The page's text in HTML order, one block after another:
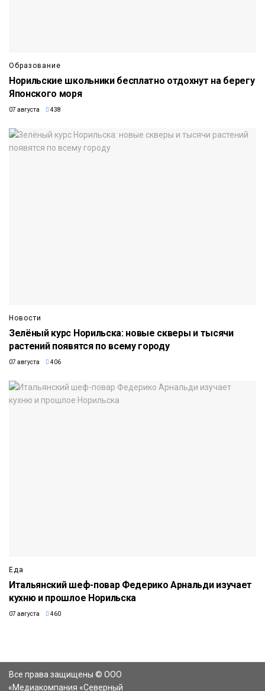
Образование
Норильские школьники бесплатно отдохнут на берегу
Японского моря
07 августа 438
Новости
Зелёный курс Норильска: новые скверы и тысячи
растений появятся по всему городу
07 августа 406
Еда
Итальянский шеф-повар Федерико Арнальди изучает
кухню и прошлое Норильска
07 августа 460
Все права защищены © ООО
«Медиакомпания «Северный